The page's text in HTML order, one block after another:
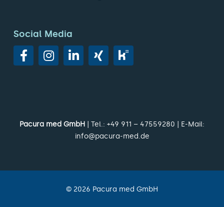
Social Media
Pacura med GmbH | Tel.: +49 911 – 47559280 | E-Mail:
info@pacura-med.de
© 2026 Pacura med GmbH